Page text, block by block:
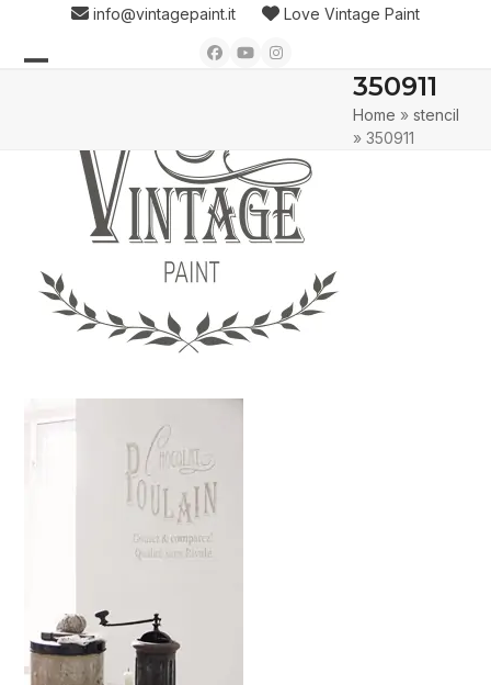
content
info@vintagepaint.it Love Vintage Paint
Facebook
YouTubeInstagram
menu
menu
350911
Home »stencil
»350911